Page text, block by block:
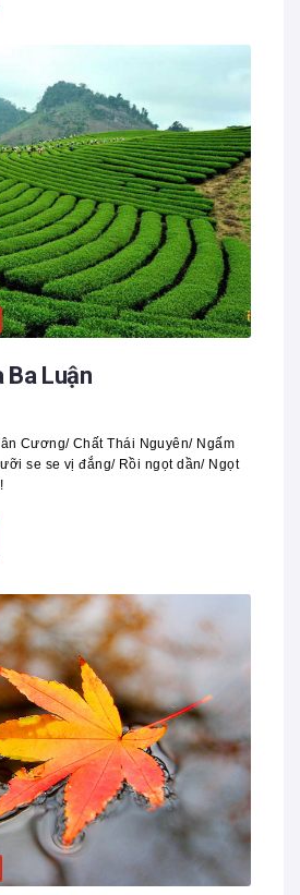
Ba Luận
Cương/ Chất Thái Nguyên/ Ngấm
se se vị đắng/ Rồi ngọt dần/ Ngọt